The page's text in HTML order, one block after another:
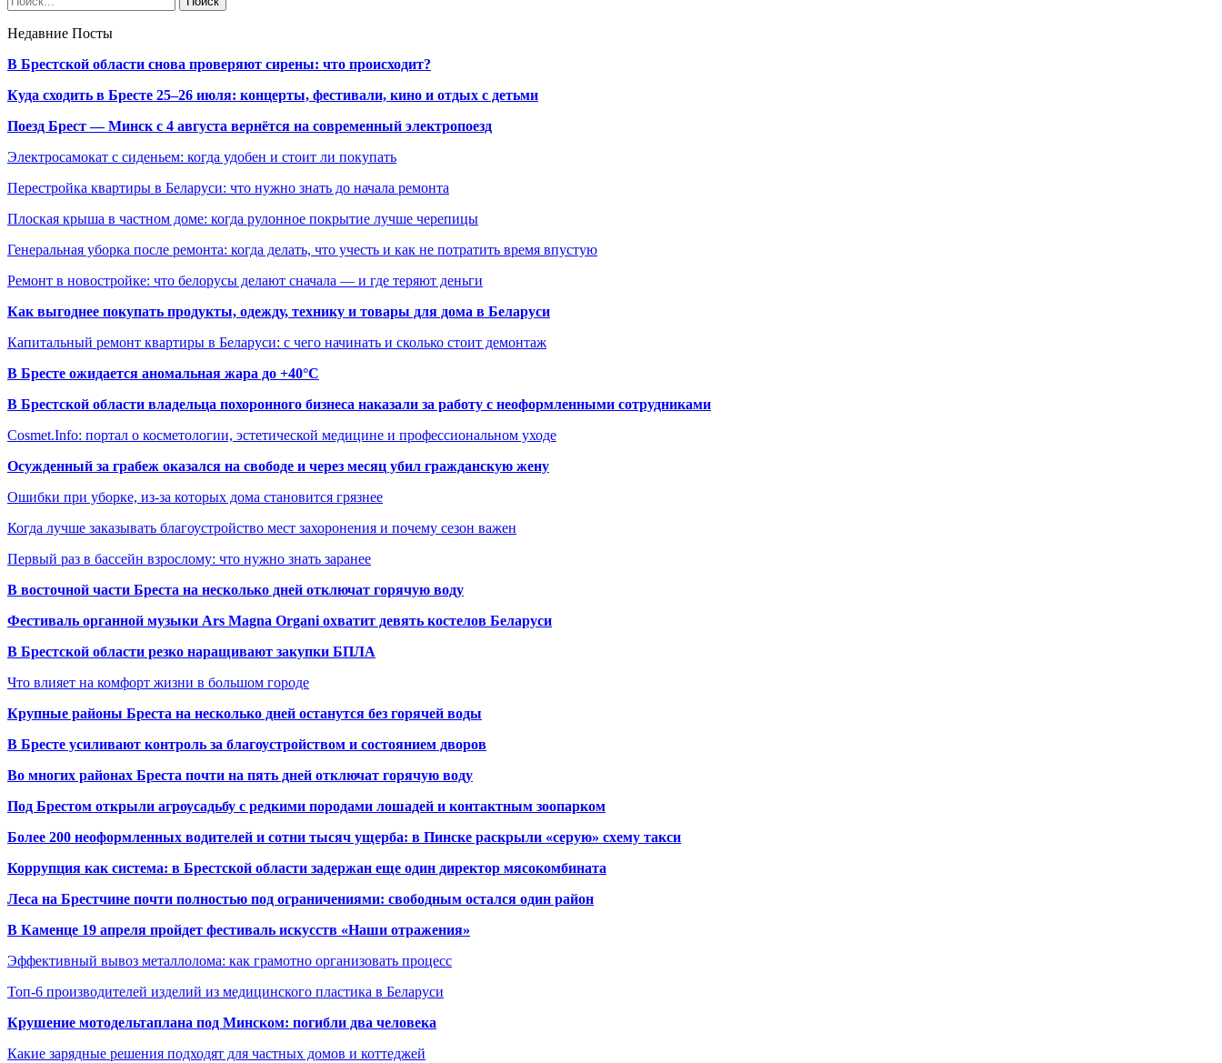
Недавние Посты
В Брестской области снова проверяют сирены: что происходит?
Куда сходить в Бресте 25–26 июля: концерты, фестивали, кино и отдых с детьми
Поезд Брест — Минск с 4 августа вернётся на современный электропоезд
Электросамокат с сиденьем: когда удобен и стоит ли покупать
Перестройка квартиры в Беларуси: что нужно знать до начала ремонта
Плоская крыша в частном доме: когда рулонное покрытие лучше черепицы
Генеральная уборка после ремонта: когда делать, что учесть и как не потратить время впустую
Ремонт в новостройке: что белорусы делают сначала — и где теряют деньги
Как выгоднее покупать продукты, одежду, технику и товары для дома в Беларуси
Капитальный ремонт квартиры в Беларуси: с чего начинать и сколько стоит демонтаж
В Бресте ожидается аномальная жара до +40°C
В Брестской области владельца похоронного бизнеса наказали за работу с неоформленными сотрудниками
Cosmet.Info: портал о косметологии, эстетической медицине и профессиональном уходе
Осужденный за грабеж оказался на свободе и через месяц убил гражданскую жену
Ошибки при уборке, из-за которых дома становится грязнее
Когда лучше заказывать благоустройство мест захоронения и почему сезон важен
Первый раз в бассейн взрослому: что нужно знать заранее
В восточной части Бреста на несколько дней отключат горячую воду
Фестиваль органной музыки Ars Magna Organi охватит девять костелов Беларуси
В Брестской области резко наращивают закупки БПЛА
Что влияет на комфорт жизни в большом городе
Крупные районы Бреста на несколько дней останутся без горячей воды
В Бресте усиливают контроль за благоустройством и состоянием дворов
Во многих районах Бреста почти на пять дней отключат горячую воду
Под Брестом открыли агроусадьбу с редкими породами лошадей и контактным зоопарком
Более 200 неоформленных водителей и сотни тысяч ущерба: в Пинске раскрыли «серую» схему такси
Коррупция как система: в Брестской области задержан еще один директор мясокомбината
Леса на Брестчине почти полностью под ограничениями: свободным остался один район
В Каменце 19 апреля пройдет фестиваль искусств «Наши отражения»
Эффективный вывоз металлолома: как грамотно организовать процесс
Топ-6 производителей изделий из медицинского пластика в Беларуси
Крушение мотодельтаплана под Минском: погибли два человека
Какие зарядные решения подходят для частных домов и коттеджей